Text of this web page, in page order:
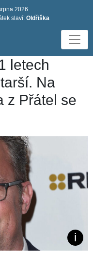
2026
slaví: Oldřiška
letech
Na
z Přátel se